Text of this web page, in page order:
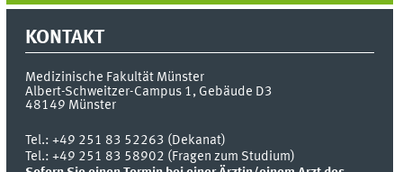
KONTAKT
Medizinische Fakultät Münster
Albert-Schweitzer-Campus 1, Gebäude D3
48149 Münster
Tel.:+49 251 83 52263 (Dekanat)
Tel.: +49 251 83 58902 (Fragen zum Studium)